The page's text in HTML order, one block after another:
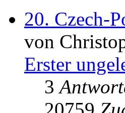
20. Czech-
von
Erster
3